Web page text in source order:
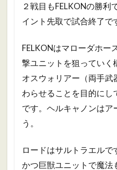
２戦目もFELKONの勝利
イント先取で試合終了で
FELKONはマローダホー
撃ユニットを狙っていく
オスウォリアー（両手武
わらせることを目的にし
です。ヘルキャノンはア
う。
ロードはサルトラエル
かつ巨獣ユニットで魔法